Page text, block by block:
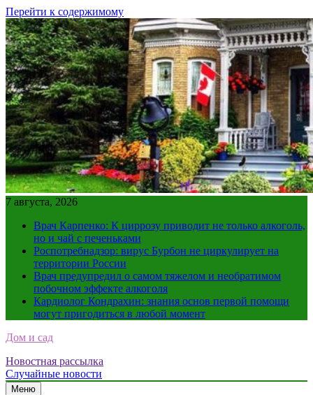
Перейти к содержимому
7 августа, 2026
Врач Карпенко: К циррозу приводит не только алкоголь,
но и чай с печеньками
Роспотребнадзор: вирус Бурбон не циркулирует на
территории России
Врач предупредил о самом тяжелом и необратимом
побочном эффекте алкоголя
Кардиолог Кондрахин: знания основ первой помощи
могут пригодиться в любой момент
Дом и сад
Новостная рассылка
Случайные новости
Меню